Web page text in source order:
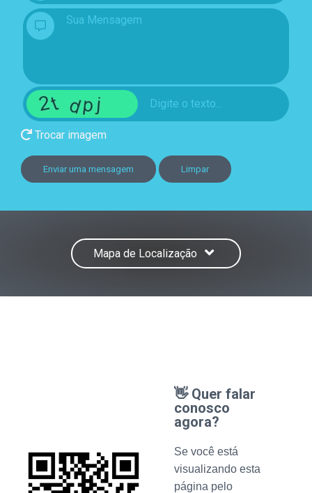
Trocar imagem
Enviar uma mensagem Limpar
Mapa de Localização
👋 Quer falar
conosco
agora?
Se você está
visualizando esta
página pelo